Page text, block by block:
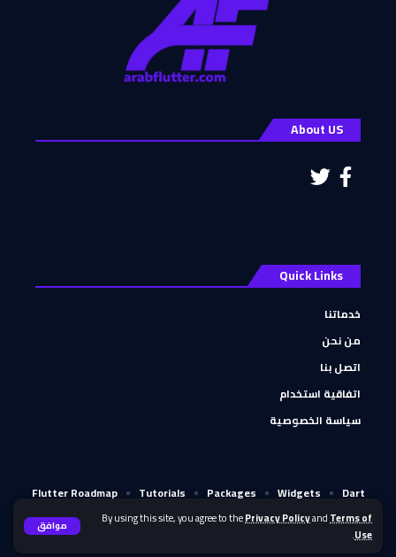
By using this site, you agree to thePrivacy PolicyandTerms of
Use
. موافق
About US
Quick Links
خدماتنا
من نحن
اتصل بنا
اتفاقية استخدام
سياسة الخصوصية
Dart
Widgets
Packages
Tutorials
Flutter Roadmap
تثبيت Dart
تثبيت Flutter